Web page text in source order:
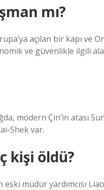
mı?
açılan bir kapı ve
ve güvenlikle ilgili
modern Çin’in atası
Shek var.
kişi öldü?
müdür yardımcısı